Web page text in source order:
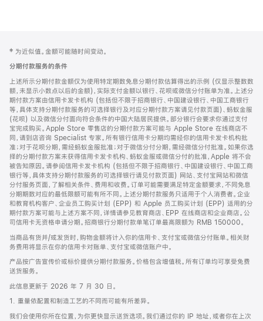
页
页
脚
注
‡ 为近似值。金额可能随时间变动。
分期付款服务的条件
上述所示分期付款金额仅为使用特定期数免息分期付款估算得出的示例 (仅显示整数数
额，未显示小数点以后的金额)，实际支付金额以银行、花呗或微信分付账单为准。上述分
期付款方案由信用卡发卡机构 (包括但不限于招商银行、中国建设银行、中国工商银行
等，具体支持分期付款服务的可选择银行及对应分期付款方案请见付款页面)、蚂蚁金服
(花呗) 以及微信分付面向符合条件的中国大陆居民提供。部分银行会要求你通过支付
宝完成购买。Apple Store 零售店的分期付款方案可能与 Apple Store 在线商店不
同，请到店咨询 Specialist 专家。所有银行信用卡分期均需经你的信用卡发卡机构批
准；对于花呗分期，需经蚂蚁金服批准；对于微信分付分期，需经微信分付批准。如果你选
择的分期付款方案未获得信用卡发卡机构、蚂蚁金服或微信分付的批准，Apple 将不会
被告知原因。请参阅信用卡发卡机构 (包括但不限于招商银行、中国建设银行、中国工商
银行等，具体支持分期付款服务的可选择银行请见付款页面) 网站、支付宝网站和微信
分付服务页面，了解相关条件、费用和收费。订单可能需要满足特定金额要求，不同免息
分期期数对应的最低限额可能有所不同。上述分期付款服务只适用于个人消费者。企业
和教育机构客户、企业员工购买计划 (EPP) 和 Apple 员工购买计划 (EPP) 适用的分
期付款方案可能与上述方案不同，详情请参见教育商店、EPP 在线商店和企业商店。公
司信用卡无资格申请分期。招商银行分期付款单笔订单最高限额为 RMB 150000。
当商品有货并/或发货时，购物金额将计入你的信用卡、支付宝或微信分付账单。相关财
务费用将显示在你的信用卡对账单、支付宝或微信账户中。
产品按广告宣传价或标价提供分期付款服务。价格包含增值税。所有订单均可享受免费
送货服务。
此信息更新于 2026 年 7 月 30 日。
1. 重量依配置和制造工艺的不同而可能有所差异。
我们会使用你所在位置，为你更快显示送货选项。我们通过你的 IP 地址，或者你在上次